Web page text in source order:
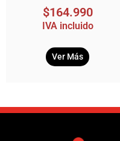
$164.990
IVA incluido
Ver Más